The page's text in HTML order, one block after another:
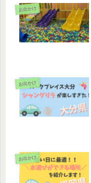
お出かけ
お出かけ
お出かけ